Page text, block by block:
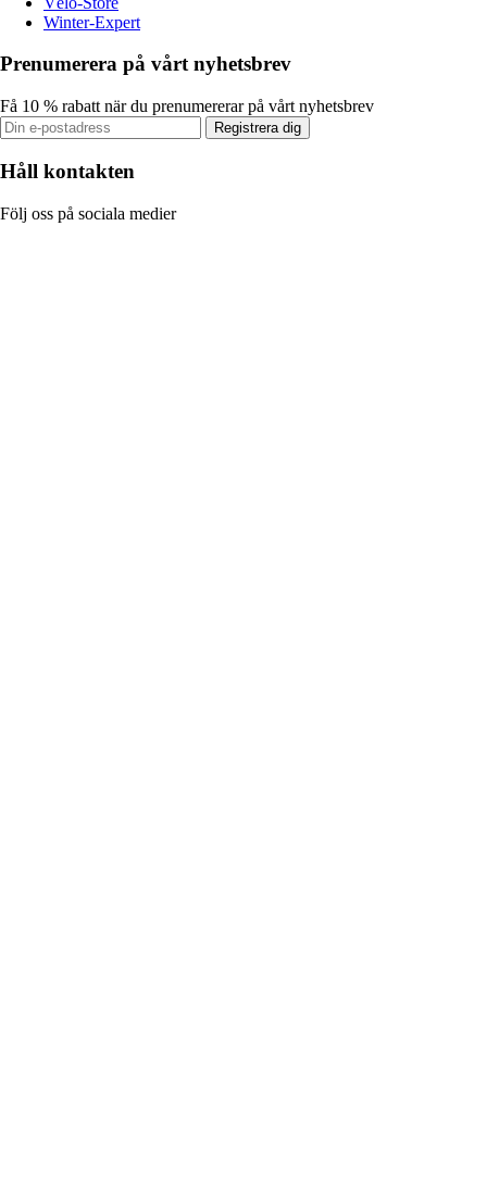
Winter-Expert
Prenumerera på vårt nyhetsbrev
Få 10 % rabatt när du prenumererar på vårt nyhetsbrev
Registrera dig
Håll kontakten
Följ oss på sociala medier